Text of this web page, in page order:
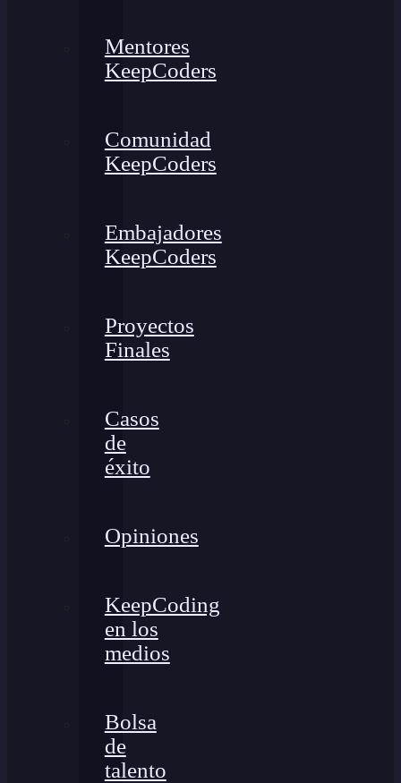
Mentores
KeepCoders
Comunidad
KeepCoders
Embajadores
KeepCoders
Proyectos
Finales
Casos
de
éxito
Opiniones
KeepCoding
en los
medios
Bolsa
de
talento